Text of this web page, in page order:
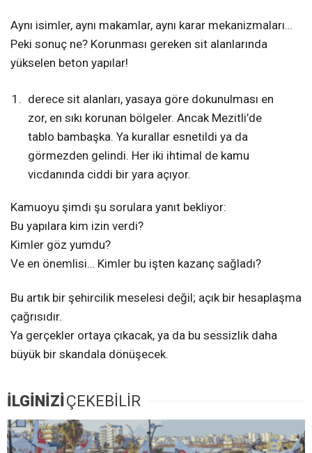
Aynı isimler, aynı makamlar, aynı karar mekanizmaları…
Peki sonuç ne? Korunması gereken sit alanlarında
yükselen beton yapılar!
derece sit alanları, yasaya göre dokunulması en
zor, en sıkı korunan bölgeler. Ancak Mezitli’de
tablo bambaşka. Ya kurallar esnetildi ya da
görmezden gelindi. Her iki ihtimal de kamu
vicdanında ciddi bir yara açıyor.
Kamuoyu şimdi şu sorulara yanıt bekliyor:
Bu yapılara kim izin verdi?
Kimler göz yumdu?
Ve en önemlisi… Kimler bu işten kazanç sağladı?
Bu artık bir şehircilik meselesi değil; açık bir hesaplaşma
çağrısıdır.
Ya gerçekler ortaya çıkacak, ya da bu sessizlik daha
büyük bir skandala dönüşecek.
İLGİNİZİ ÇEKEBİLİR